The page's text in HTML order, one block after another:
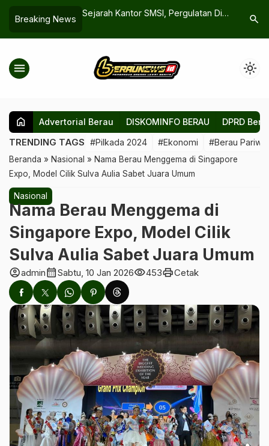
Breaking News
Presiden
Sejarah Kantor SMSI, Pergulatan Di
Hingga Firdaus
Sufian
Bupati
search
menu light_mode
home Advertorial Berau DISKOMINFO BERAU DPRD
TRENDING TAGS #Pilkada 2024 #Ekonomi #Berau
Beranda » Nasional » Nama Berau Menggema di Singapore
Expo, Model Cilik Sulva Aulia Sabet Juara Umum
Nasional
Nama Berau Menggema di
Singapore Expo, Model Cilik
Sulva Aulia Sabet Juara Umum
account_circleadmincalendar_monthSabtu, 10 Jan 2026visibility453printCetak